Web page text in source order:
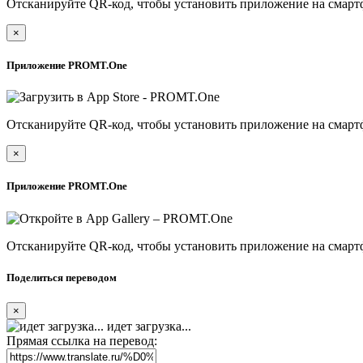
Отсканируйте QR-код, чтобы установить приложение на
×
Приложение PROMT.One
Отсканируйте QR-код, чтобы установить приложение на
×
Приложение PROMT.One
Отсканируйте QR-код, чтобы установить приложение на
Поделиться переводом
×
идет загрузка...
Прямая ссылка на перевод: